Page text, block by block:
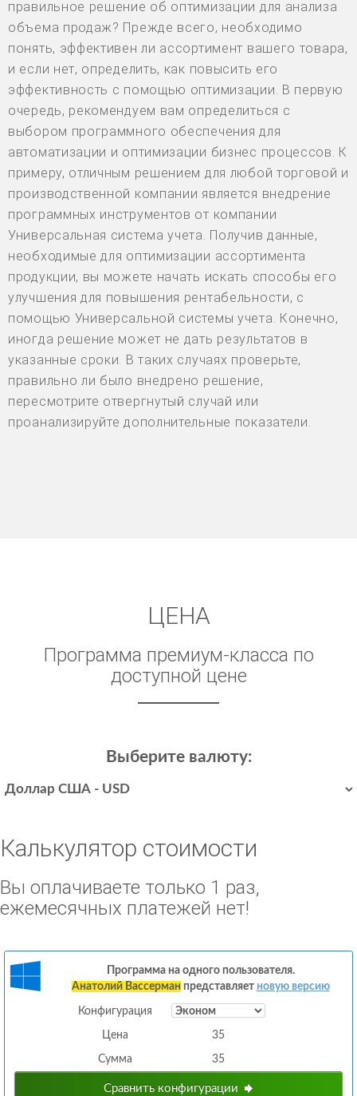
правильное решение об оптимизации для анализа
объема продаж? Прежде всего, необходимо
понять, эффективен ли ассортимент вашего товара,
и если нет, определить, как повысить его
эффективность с помощью оптимизации. В первую
очередь, рекомендуем вам определиться с
выбором программного обеспечения для
автоматизации и оптимизации бизнес процессов. К
примеру, отличным решением для любой торговой и
производственной компании является внедрение
программных инструментов от компании
Универсальная система учета. Получив данные,
необходимые для оптимизации ассортимента
продукции, вы можете начать искать способы его
улучшения для повышения рентабельности, с
помощью Универсальной системы учета. Конечно,
иногда решение может не дать результатов в
указанные сроки. В таких случаях проверьте,
правильно ли было внедрено решение,
пересмотрите отвергнутый случай или
проанализируйте дополнительные показатели.
ЦЕНА
Программа премиум-класса по
доступной цене
Выберите валюту:
Калькулятор стоимости
Вы оплачиваете только 1 раз,
ежемесячных платежей нет!
Программа на одного пользователя.
Анатолий Вассерман представляет новую версию
Конфигурация
Цена 35
Сумма 35
Сравнить конфигурации